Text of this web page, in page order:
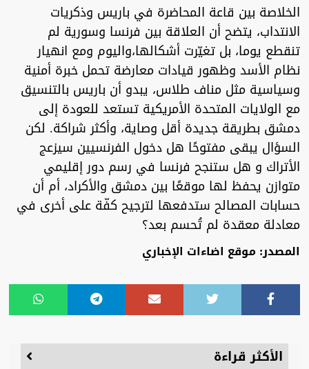
‏الخلاصة بين قاعة المحاضرة في باريس وذكريات
الانتداب، يتضح أن العلاقة بين فرنسا وسورية لم
تنقطع يوما، بل تغيّرت أشكالها،واليوم ومع انهيار
نظام الأسد وظهور قيادات معارضة تحمل خبرة أمنية
وسياسية مثل مناف طلاس، يبدو أن باريس بالتنسيق
مع الولايات المتحدة الأمريكية تستعد للعودة إلى
دمشق بطريقة جديدة أقل وصاية، وأكثر شراكة. لكن
السؤال يبقى مفتوحًا هل دخول الفرنسيين سيزعج
الأتراك و هل ستنجح فرنسا في رسم دور إقليمي
متوازن يحفظ لها موقعًا بين دمشق والأكراد، أم أن
حسابات المصالح ستدفعها لترجيح كفّة على أخرى في
معادلة معقدة لم تُحسم بعد؟
المصدر: موقع اضاءات الإخباري
الأكثر قراءة